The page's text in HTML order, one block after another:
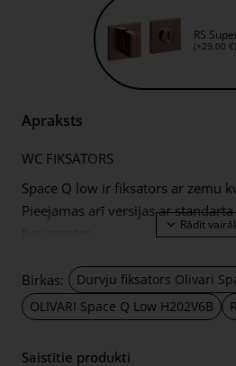
RS
(+29,00 €)
Apraksts
WC FIKSATORS
Space Q low ir fiksators ar zemu
Pieejamas arī versijas ar
Birkas:
Durvju fiksators Olivari
OLIVARI Space Q Low H202V6B
Saistītie produkti